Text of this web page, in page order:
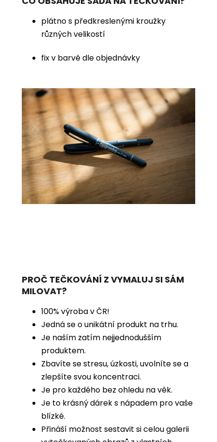
plátno s předkreslenými kroužky
různých velikostí
fix v barvě dle objednávky
PROČ TEČKOVÁNÍ Z VYMALUJ SI SÁM
MILOVAT?
100% výroba v ČR!
Jedná se o unikátní produkt na trhu.
Je naším zatím nejjednodušším
produktem.
Zbavíte se stresu, úzkosti, uvolníte se a
zlepšíte svou koncentraci.
Je pro každého bez ohledu na věk.
Je to krásný dárek s nápadem pro vaše
blízké.
Přináší možnost sestavit si celou galerii